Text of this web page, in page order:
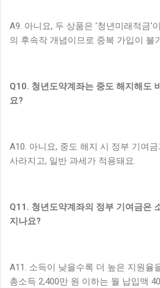
A9. 아니요, 두 상품은 '청년미래적금'
의 후속작 개념이므로 중복 가입이 불
Q10. 청년도약계좌는 중도 해지해도
요?
A10. 아니요, 중도 해지 시 정부 기여
사라지고, 일반 과세가 적용돼요.
Q11. 청년도약계좌의 정부 기여금은
지나요?
A11. 소득이 낮을수록 더 높은 지원율
총소득 2,400만 원 이하는 월 납입액